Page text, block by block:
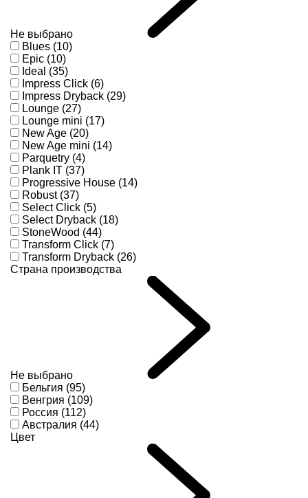
Не выбрано
Blues (10)
Epic (10)
Ideal (35)
Impress Click (6)
Impress Dryback (29)
Lounge (27)
Lounge mini (17)
New Age (20)
New Age mini (14)
Parquetry (4)
Plank IT (37)
Progressive House (14)
Robust (37)
Select Click (5)
Select Dryback (18)
StoneWood (44)
Transform Click (7)
Transform Dryback (26)
Страна производства
Не выбрано
Бельгия (95)
Венгрия (109)
Россия (112)
Австралия (44)
Цвет